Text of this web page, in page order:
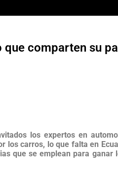
comparten su
los expertos en
los carros, lo que falta en
que se emplean para ganar